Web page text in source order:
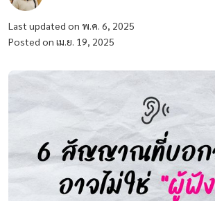
Last updated on พ.ค. 6, 2025
Posted on เม.ย. 19, 2025